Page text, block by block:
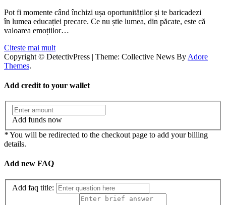
Pot fi momente când închizi ușa oportunităților și te baricadezi
în lumea educației precare. Ce nu știe lumea, din păcate, este că
valoarea emoțiilor…
Citeste mai mult
Copyright © DetectivPress | Theme: Collective News By Adore
Themes.
Add credit to your wallet
Add funds now
*You will be redirected to the checkout page to add your billing
details.
Add new FAQ
Add faq title: